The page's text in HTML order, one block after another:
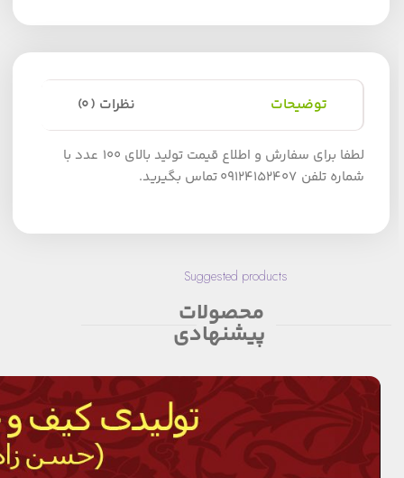
توضیحات نظرات (0)
لطفا برای سفارش و اطلاع قیمت تولید بالای 100 عدد با
شماره تلفن 09124152407 تماس بگیرید.
Suggested products
محصولات
پیشنهادی